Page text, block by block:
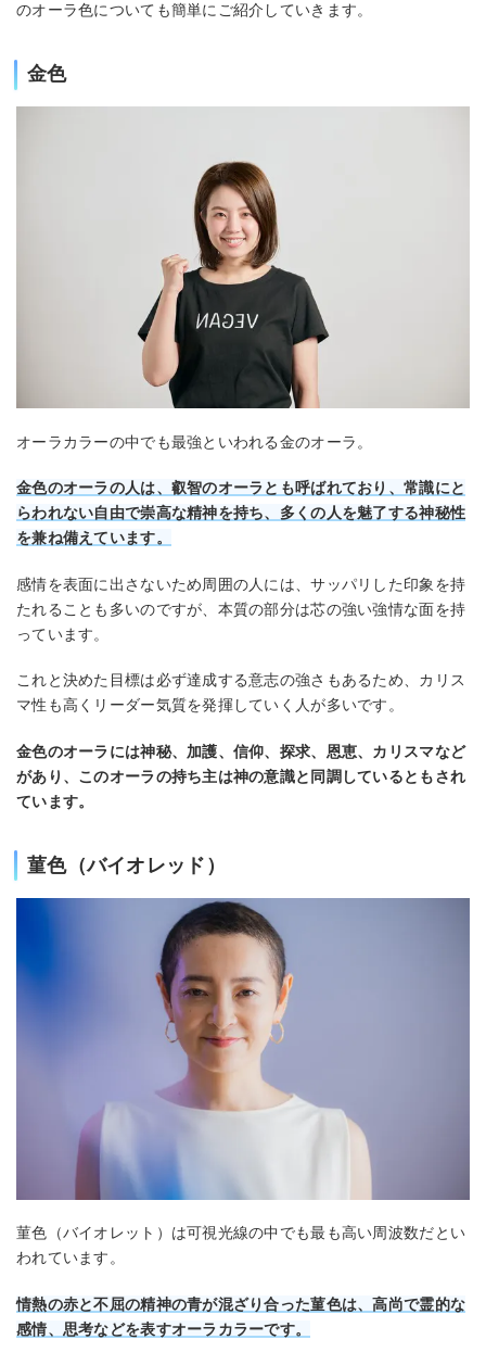
のオーラ色についても簡単にご紹介していきます。
金色
オーラカラーの中でも最強といわれる金のオーラ。
金色のオーラの人は、叡智のオーラとも呼ばれており、常識にと
らわれない自由で崇高な精神を持ち、多くの人を魅了する神秘性
を兼ね備えています。
感情を表面に出さないため周囲の人には、サッパリした印象を持
たれることも多いのですが、本質の部分は芯の強い強情な面を持
っています。
これと決めた目標は必ず達成する意志の強さもあるため、カリス
マ性も高くリーダー気質を発揮していく人が多いです。
金色のオーラには神秘、加護、信仰、探求、恩恵、カリスマなど
があり、このオーラの持ち主は神の意識と同調しているともされ
ています。
菫色（バイオレッド）
菫色（バイオレット）は可視光線の中でも最も高い周波数だとい
われています。
情熱の赤と不屈の精神の青が混ざり合った菫色は、高尚で霊的な
感情、思考などを表すオーラカラーです。